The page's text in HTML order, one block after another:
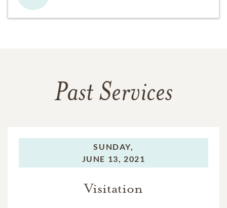
Past Services
SUNDAY,
JUNE 13, 2021
Visitation